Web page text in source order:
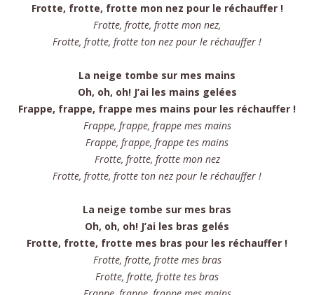
Frotte, frotte, frotte mon nez pour le réchauffer !
Frotte, frotte, frotte mon nez,
Frotte, frotte, frotte ton nez pour le réchauffer !
La neige tombe sur mes mains
Oh, oh, oh! J’ai les mains gelées
Frappe, frappe, frappe mes mains pour les réchauffer !
Frappe, frappe, frappe mes mains
Frappe, frappe, frappe tes mains
Frotte, frotte, frotte mon nez
Frotte, frotte, frotte ton nez pour le réchauffer !
La neige tombe sur mes bras
Oh, oh, oh! J’ai les bras gelés
Frotte, frotte, frotte mes bras pour les réchauffer !
Frotte, frotte, frotte mes bras
Frotte, frotte, frotte tes bras